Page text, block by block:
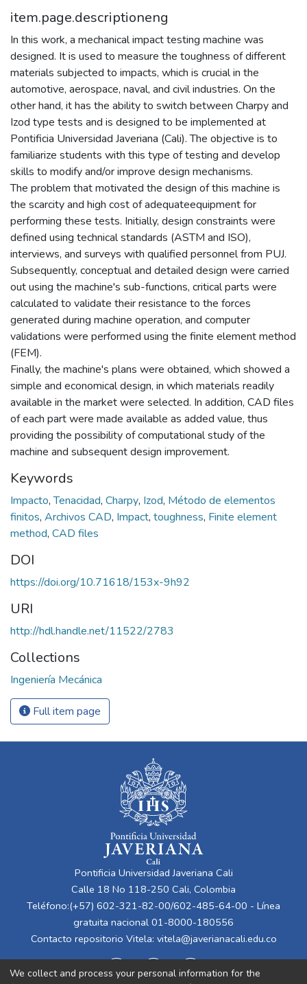
item.page.descriptioneng
In this work, a mechanical impact testing machine was
designed. It is used to measure the toughness of different
materials subjected to impacts, which is crucial in the
automotive, aerospace, naval, and civil industries. On the
other hand, it has the ability to switch between Charpy and
Izod type tests and is designed to be implemented at
Pontificia Universidad Javeriana (Cali). The objective is to
familiarize students with this type of testing and develop
skills to modify and/or improve design mechanisms.
The problem that motivated the design of this machine is
the scarcity and high cost of adequateequipment for
performing these tests. Initially, design constraints were
defined using technical standards (ASTM and ISO),
interviews, and surveys with qualified personnel from PUJ.
Subsequently, conceptual and detailed design were carried
out using the machine's sub-functions, critical parts were
calculated to validate their resistance to the forces
generated during machine operation, and computer
validations were performed using the finite element method
(FEM).
Finally, the machine's plans were obtained, which showed a
simple and economical design, in which materials readily
available in the market were selected. In addition, CAD files
of each part were made available as added value, thus
providing the possibility of computational study of the
machine and subsequent design improvement.
Keywords
Impacto,Tenacidad, Charpy, Izod, Método de elementos
finitos, Archivos CAD, Impact, toughness, Finite element
method, CAD files
DOI
https://doi.org/10.71618/153x-9h92
URI
http://hdl.handle.net/11522/2783
Collections
Ingeniería Mecánica
Full item page
Pontificia Universidad Javeriana Cali
Calle 18 No 118-250 Cali, Colombia
Teléfono:(+57) 602-321-82-00/602-485-64-00 - Línea
gratuita nacional 01-8000-180556
Contacto repositorio Vitela: vitela@javerianacali.edu.co
We collect and process your personal information for the